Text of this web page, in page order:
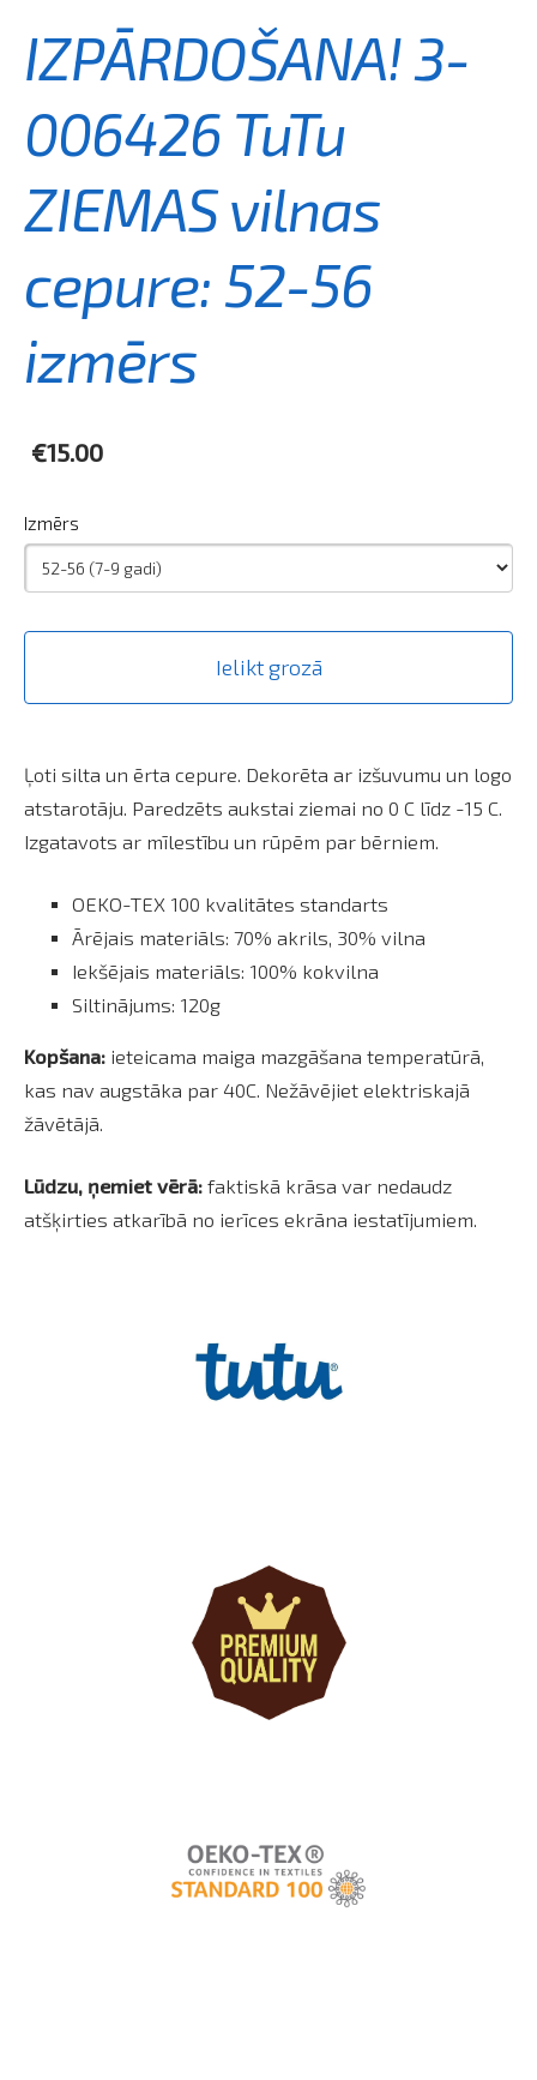
IZPĀRDOŠANA! 3-
006426 TuTu
ZIEMAS vilnas
cepure: 52-56
izmērs
€15.00
Izmērs
Ielikt grozā
Ļoti silta un ērta cepure. Dekorēta ar izšuvumu un logo
atstarotāju. Paredzēts aukstai ziemai no 0 C līdz -15 C.
Izgatavots ar mīlestību un rūpēm par bērniem.
OEKO-TEX 100 kvalitātes standarts
Ārējais materiāls: 70% akrils, 30% vilna
Iekšējais materiāls: 100% kokvilna
Siltinājums: 120g
Kopšana: ieteicama maiga mazgāšana temperatūrā,
kas nav augstāka par 40C. Nežāvējiet elektriskajā
žāvētājā.
Lūdzu, ņemiet vērā: faktiskā krāsa var nedaudz
atšķirties atkarībā no ierīces ekrāna iestatījumiem.